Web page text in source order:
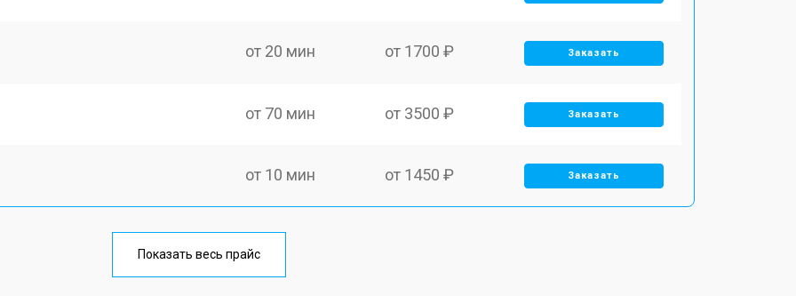
от 20 мин от 1700 ₽ Заказать
от 70 мин от 3500 ₽ Заказать
от 10 мин от 1450 ₽ Заказать
от 40 мин
Показать весь прайс